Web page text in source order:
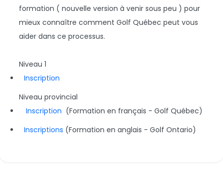
formation ( nouvelle version à venir sous peu ) pour
mieux connaître comment Golf Québec peut vous
aider dans ce processus.
Niveau 1
Inscription
Niveau provincial
Inscription (Formation en français - Golf Québec)
Inscriptions (Formation en anglais - Golf Ontario)